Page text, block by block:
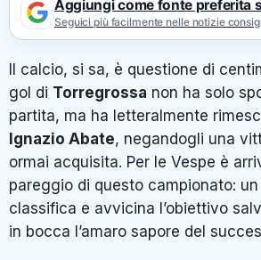
Aggiungi come fonte preferita
Seguici più facilmente nelle notizie
Il calcio, si sa, è questione di
gol di Torregrossa non ha solo
partita, ma ha letteralmente
Ignazio Abate, negandogli una
ormai acquisita. Per le Vespe è
pareggio di questo campionato:
classifica e avvicina l’obiettivo
in bocca l’amaro sapore del